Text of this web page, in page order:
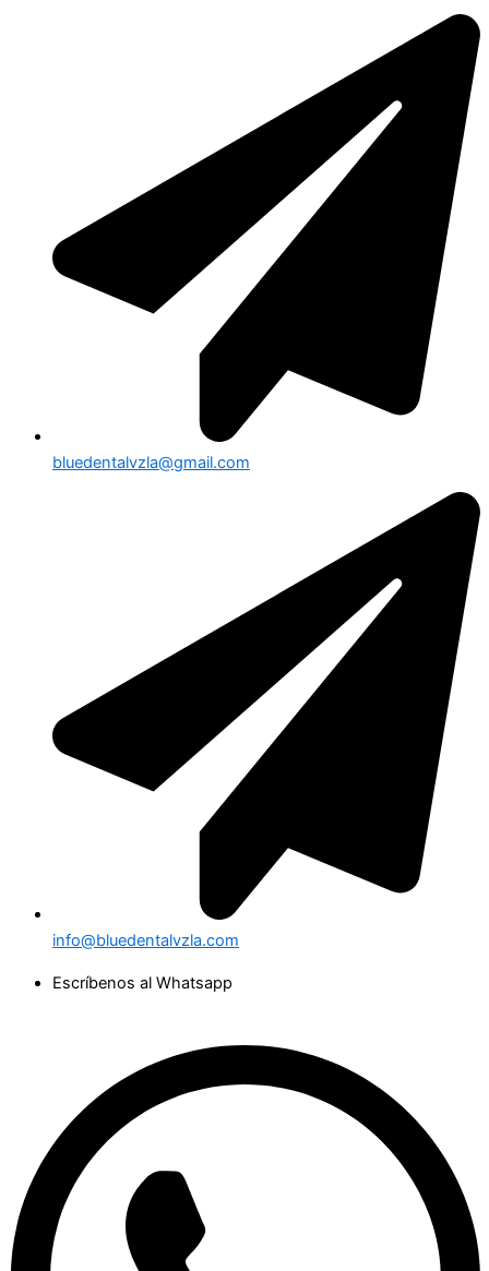
bluedentalvzla@gmail.com
info@bluedentalvzla.com
Escríbenos al Whatsapp